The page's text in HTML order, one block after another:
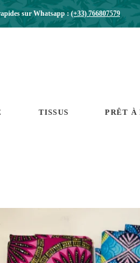
sur Whatsapp :(+33) 766807579
TISSUS PRÊT À